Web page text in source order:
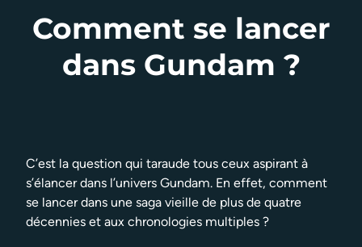
Comment se lancer
dans Gundam ?
C’est la question qui taraude tous ceux aspirant à
s’élancer dans l’univers Gundam. En effet, comment
se lancer dans une saga vieille de plus de quatre
décennies et aux chronologies multiples ?